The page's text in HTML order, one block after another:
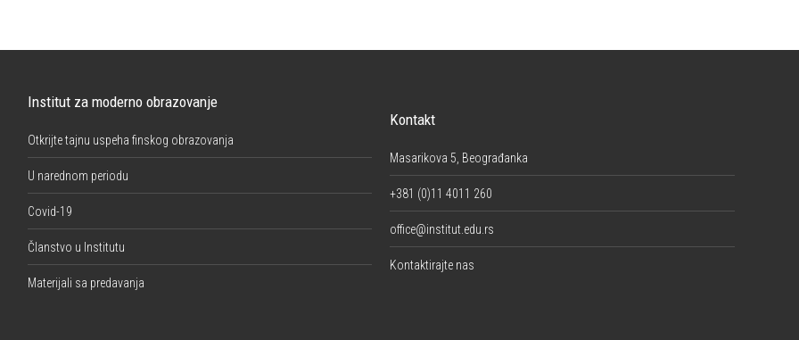
Institut za moderno obrazovanje
Otkrijte tajnu uspeha finskog obrazovanja
U narednom periodu
Covid-19
Članstvo u Institutu
Materijali sa predavanja
Kontakt
Masarikova 5, Beograđanka
+381 (0)11 4011 260
office@institut.edu.rs
Kontaktirajte nas